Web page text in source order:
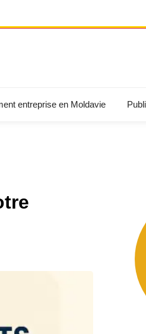
entreprise en Moldavie